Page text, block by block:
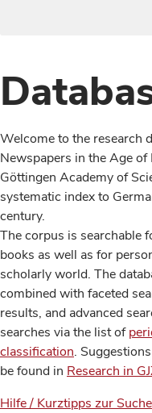
Welcome to the research
Newspapers in the Age
Göttingen Academy of
systematic index to
century.
The corpus is searchable
books as well as for
scholarly world. The
combined with faceted
results, and advanced
searches via the list of
classification.
be found in Research in
Hilfe / Kurztipps zur Suche